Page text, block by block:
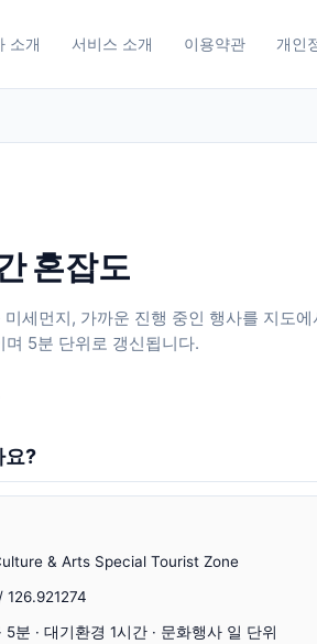
소개 서비스 소개 이용약관 개인
혼잡도
세먼지, 가까운 진행 중인 행사를 지도
5분 단위로 갱신됩니다.
요?
& Arts Special Tourist Zone
126.921274
5분 · 대기환경 1시간 · 문화행사 일 단위